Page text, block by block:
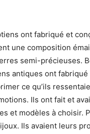
ont fabriqué et
une composition
semi-précieuses.
antiques ont fabriqué
ce qu’ils
Ils ont fait et
et modèles à choisir.
Ils avaient leurs